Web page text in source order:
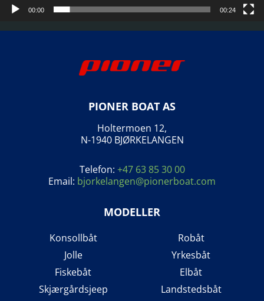
00:00 00:24
PIONER BOAT AS
Holtermoen 12,
N-1940 BJØRKELANGEN
Telefon: +47 63 85 30 00
Email: bjorkelangen@pionerboat.com
MODELLER
Konsollbåt
Jolle
Fiskebåt
Skjærgårdsjeep
Robåt
Yrkesbåt
Elbåt
Landstedsbåt